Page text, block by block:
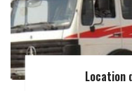
Location